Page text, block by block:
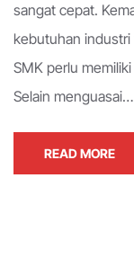
sangat cepat.
kebutuhan
SMK perlu
Selain menguasai…
READ MORE